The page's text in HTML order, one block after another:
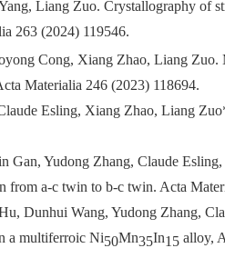
Liang Zuo. Crystallography of
263 (2024) 119546.
Cong, Xiang Zhao, Liang
Materialia 246 (2023) 118694.
Esling, Xiang Zhao, Liang
Gan, Yudong Zhang, Claude
from a-c twin to b-c twin. Acta
Dunhui Wang, Yudong Zhang,
a multiferroic Ni50Mn35In15 alloy,